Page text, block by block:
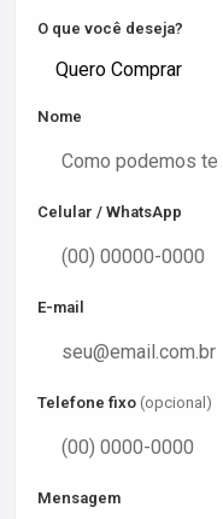
O que você deseja?
Quero Comprar
Nome
Celular / WhatsApp
E-mail
Telefone fixo (opcional)
Mensagem